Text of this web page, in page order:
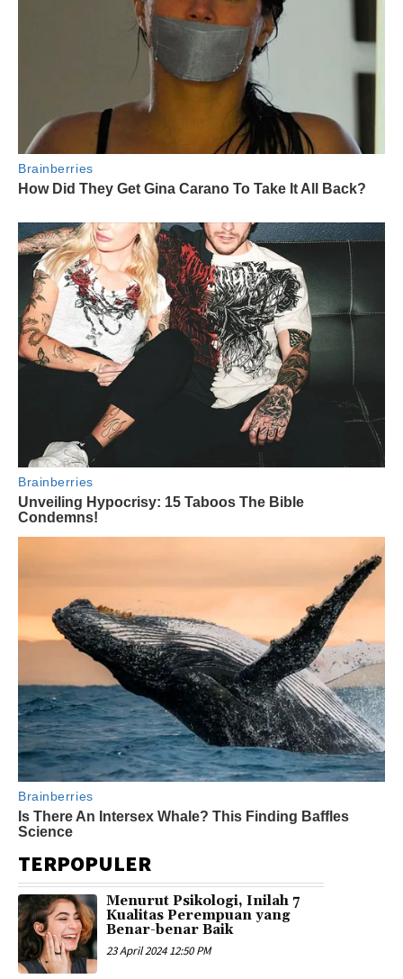
TERPOPULER
Menurut Psikologi, Inilah 7
Kualitas Perempuan yang
Benar-benar Baik
23 April 2024 12:50 PM